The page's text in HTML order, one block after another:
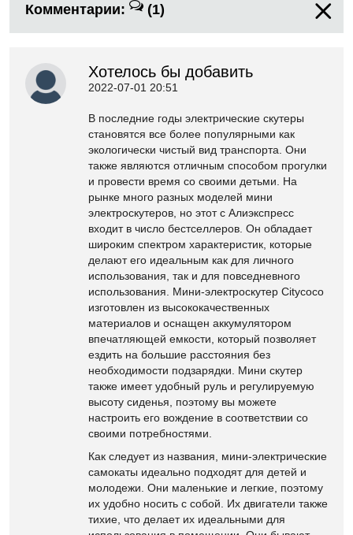
Комментарии: (1)
Хотелось бы добавить
2022-07-01 20:51
В последние годы электрические скутеры
становятся все более популярными как
экологически чистый вид транспорта. Они
также являются отличным способом прогулки
и провести время со своими детьми. На
рынке много разных моделей мини
электроскутеров, но этот с Алиэкспресс
входит в число бестселлеров. Он обладает
широким спектром характеристик, которые
делают его идеальным как для личного
использования, так и для повседневного
использования. Мини-электроскутер Citycoco
изготовлен из высококачественных
материалов и оснащен аккумулятором
впечатляющей емкости, который позволяет
ездить на большие расстояния без
необходимости подзарядки. Мини скутер
также имеет удобный руль и регулируемую
высоту сиденья, поэтому вы можете
настроить его вождение в соответствии со
своими потребностями.
Как следует из названия, мини-электрические
самокаты идеально подходят для детей и
молодежи. Они маленькие и легкие, поэтому
их удобно носить с собой. Их двигатели также
тихие, что делает их идеальными для